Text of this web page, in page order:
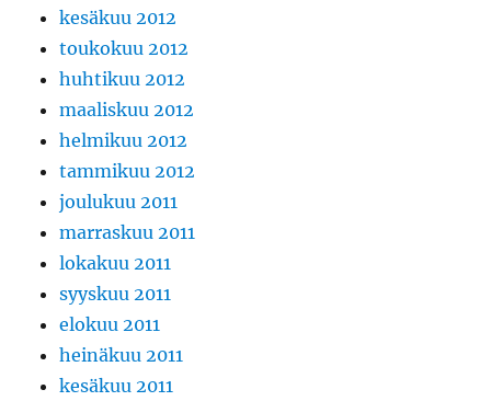
kesäkuu 2012
toukokuu 2012
huhtikuu 2012
maaliskuu 2012
helmikuu 2012
tammikuu 2012
joulukuu 2011
marraskuu 2011
lokakuu 2011
syyskuu 2011
elokuu 2011
heinäkuu 2011
kesäkuu 2011